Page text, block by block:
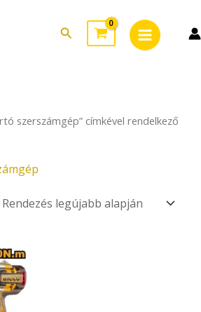
Search
Menu
szerszámgép” címkével rendelkező